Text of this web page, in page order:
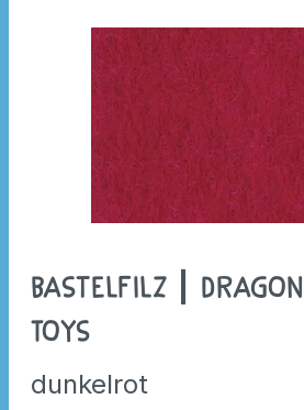
Bastelfilz | Dragon
Toys
dunkelrot